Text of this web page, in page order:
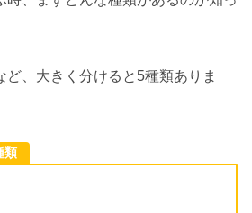
ど、大きく分けると5種類ありま
類